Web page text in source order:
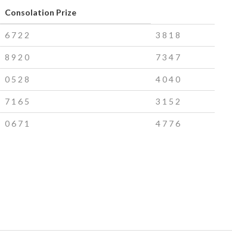
Consolation Prize
6 7 2 2 3 8 1 8
8 9 2 0 73 4 7
0 5 2 8 4040
7 1 6 5 3 1 5 2
06 7 1 4 7 76